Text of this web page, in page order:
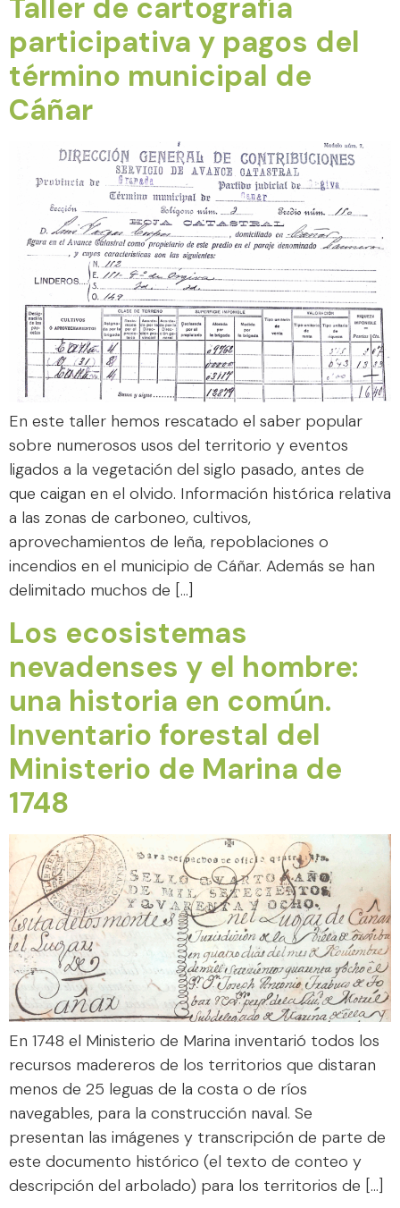
Taller de cartografía
participativa y pagos del
término municipal de
Cáñar
En este taller hemos rescatado el saber popular
sobre numerosos usos del territorio y eventos
ligados a la vegetación del siglo pasado, antes de
que caigan en el olvido. Información histórica relativa
a las zonas de carboneo, cultivos,
aprovechamientos de leña, repoblaciones o
incendios en el municipio de Cáñar. Además se han
delimitado muchos de […]
Los ecosistemas
nevadenses y el hombre:
una historia en común.
Inventario forestal del
Ministerio de Marina de
1748
En 1748 el Ministerio de Marina inventarió todos los
recursos madereros de los territorios que distaran
menos de 25 leguas de la costa o de ríos
navegables, para la construcción naval. Se
presentan las imágenes y transcripción de parte de
este documento histórico (el texto de conteo y
descripción del arbolado) para los territorios de […]